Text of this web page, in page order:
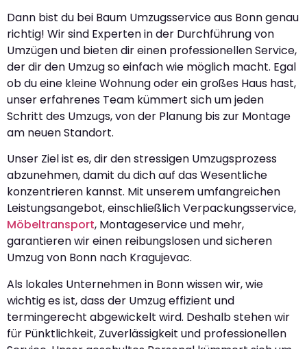
Dann bist du bei Baum Umzugsservice aus Bonn genau
richtig! Wir sind Experten in der Durchführung von
Umzügen und bieten dir einen professionellen Service,
der dir den Umzug so einfach wie möglich macht. Egal
ob du eine kleine Wohnung oder ein großes Haus hast,
unser erfahrenes Team kümmert sich um jeden
Schritt des Umzugs, von der Planung bis zur Montage
am neuen Standort.
Unser Ziel ist es, dir den stressigen Umzugsprozess
abzunehmen, damit du dich auf das Wesentliche
konzentrieren kannst. Mit unserem umfangreichen
Leistungsangebot, einschließlich Verpackungsservice,
Möbeltransport, Montageservice und mehr,
garantieren wir einen reibungslosen und sicheren
Umzug von Bonn nach Kragujevac.
Als lokales Unternehmen in Bonn wissen wir, wie
wichtig es ist, dass der Umzug effizient und
termingerecht abgewickelt wird. Deshalb stehen wir
für Pünktlichkeit, Zuverlässigkeit und professionellen